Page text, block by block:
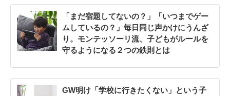
「まだ宿題してないの？」「いつまでゲー
ムしているの？」毎日同じ声かけにうんざ
り。モンテッソーリ流、子どもがルールを
守るようになる２つの鉄則とは
GW明け「学校に行きたくない」という子